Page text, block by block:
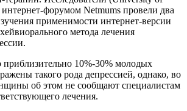
интернет-форумом Netmums провели два
применимости интернет-версии
метода лечения
приблизительно 10%-30% молодых
такого рода депрессией, однако, во
об этом не сообщают специалистам
лечения.